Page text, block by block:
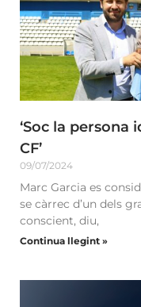
‘Soc la persona
CF’
09/07/2024
Marc Garcia es
se càrrec d’un dels
conscient, diu,
Continua llegint »